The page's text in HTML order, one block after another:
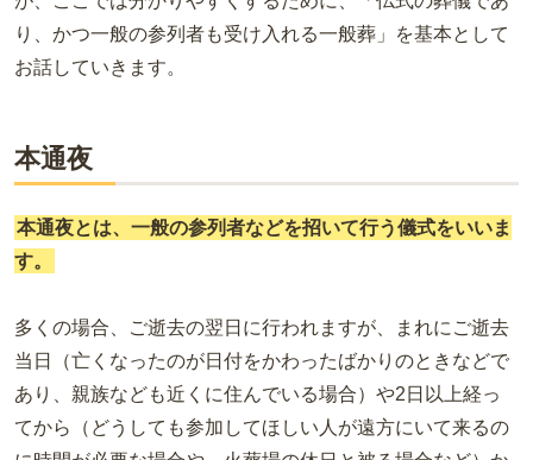
り、かつ一般の参列者も受け入れる一般葬」を基本として
お話していきます。
本通夜
本通夜とは、一般の参列者などを招いて行う儀式をいいま
す。
多くの場合、ご逝去の翌日に行われますが、まれにご逝去
当日（亡くなったのが日付をかわったばかりのときなどで
あり、親族なども近くに住んでいる場合）や2日以上経っ
てから（どうしても参加してほしい人が遠方にいて来るの